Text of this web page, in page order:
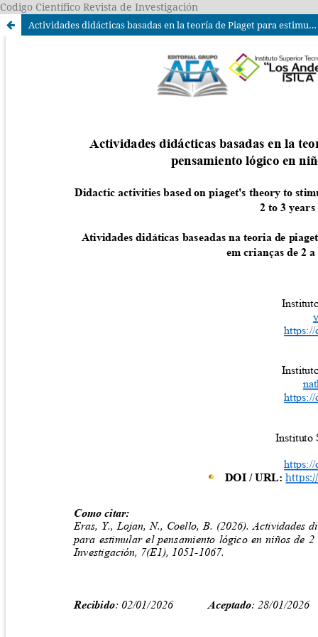
Codigo Científico Revista de Investigación
Actividades didácticas basadas en la teoría de Piaget para estimular el pensamiento lógico en niños de 2 a 3 años